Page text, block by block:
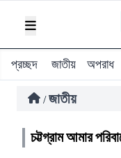
প্রচ্ছদ জাতীয় অপরাধ
/ জাতীয়
চট্টগ্রাম আমার